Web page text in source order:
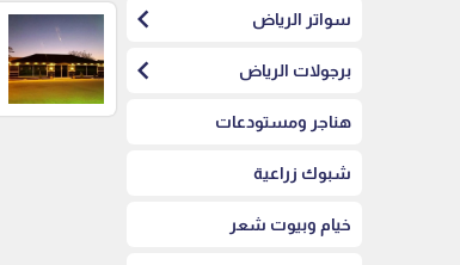
سواتر الرياض chevron_left
برجولات الرياض chevron_left
هناجر ومستودعات
شبوك زراعية
خيام وبيوت شعر